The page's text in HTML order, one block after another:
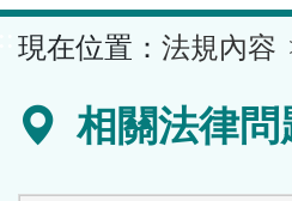
容
區
現在位置： 法規內容
相關法律問